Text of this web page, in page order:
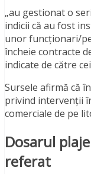
„au gestionat o
indicii că au fost
unor funcționari/
încheie contracte
indicate de către
Sursele afirmă că
privind intervenții
comerciale de pe
Dosarul
referat